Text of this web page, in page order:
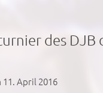
des DJB
April 2016